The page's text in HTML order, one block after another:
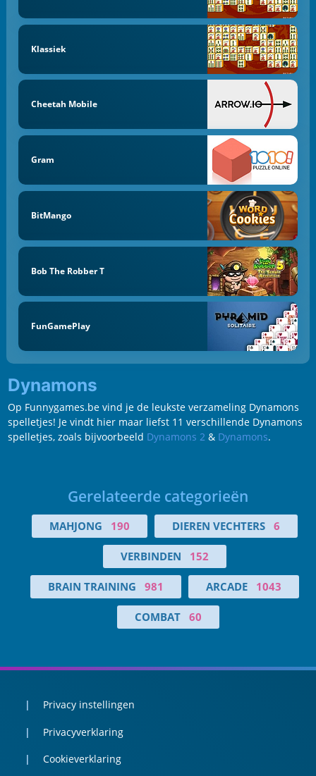
Klassiek
Cheetah Mobile
Gram
BitMango
Bob The Robber T
FunGamePlay
Dynamons
Op Funnygames.be vind je de leukste verzameling Dynamons
spelletjes! Je vindt hier maar liefst 11 verschillende Dynamons
spelletjes, zoals bijvoorbeeld Dynamons 2 & Dynamons.
Gerelateerde categorieën
MAHJONG 190 DIEREN VECHTERS 6
VERBINDEN 152
BRAIN TRAINING 981 ARCADE 1043
COMBAT 60
Privacy instellingen
Privacyverklaring
Cookieverklaring